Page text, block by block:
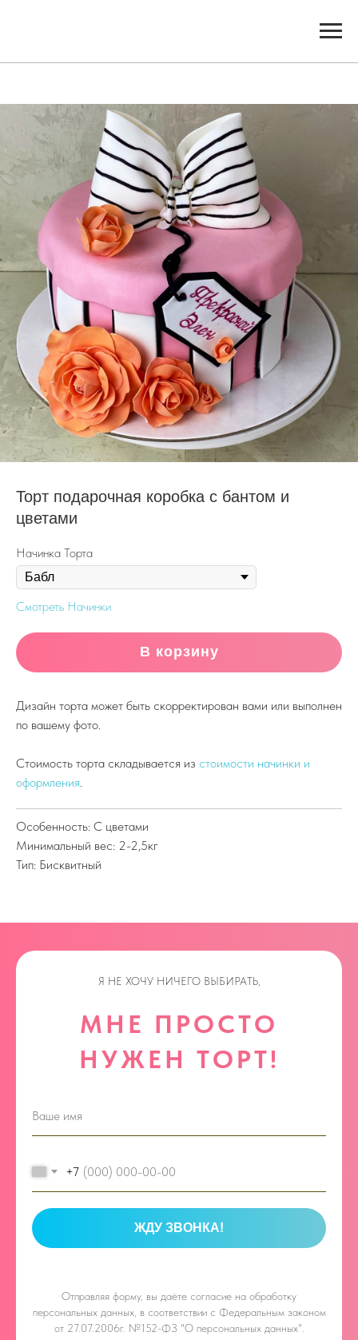
Торт подарочная коробка с бантом и
цветами
Начинка Торта
Смотреть Начинки
В корзину
Дизайн торта может быть скорректирован вами или выполнен
по вашему фото.
Стоимость торта складывается из стоимости начинки и
оформления.
Особенность: С цветами
Минимальный вес: 2-2,5кг
Тип: Бисквитный
Я НЕ ХОЧУ НИЧЕГО ВЫБИРАТЬ,
МНЕ ПРОСТО
НУЖЕН ТОРТ!
+7
ЖДУ ЗВОНКА!
Отправляя форму, вы даёте согласие на обработку
персональных данных, в соответствии с Федеральным законом
от 27.07.2006г. №152-ФЗ "О персональных данных".